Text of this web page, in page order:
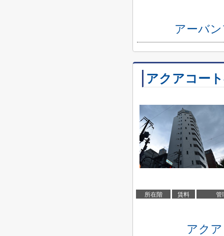
アーバ
アクアコー
所在階 賃料 管
アク